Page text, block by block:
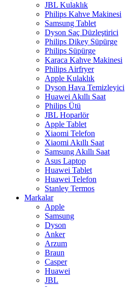
JBL Kulaklık
Philips Kahve Makinesi
Samsung Tablet
Dyson Saç Düzleştirici
Philips Dikey Süpürge
Philips Süpürge
Karaca Kahve Makinesi
Philips Airfryer
Apple Kulaklık
Dyson Hava Temizleyici
Huawei Akıllı Saat
Philips Ütü
JBL Hoparlör
Apple Tablet
Xiaomi Telefon
Xiaomi Akıllı Saat
Samsung Akıllı Saat
Asus Laptop
Huawei Tablet
Huawei Telefon
Stanley Termos
Markalar
Apple
Samsung
Dyson
Anker
Arzum
Braun
Casper
Huawei
JBL